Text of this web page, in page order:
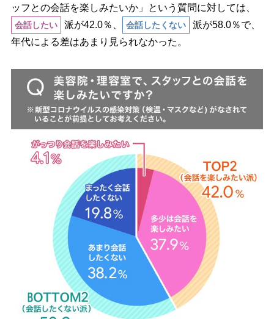
ッフとの会話を楽しみたいか」という質問に対しては、
会話したい 派が42.0％、 会話したくない
派が58.0％で、
年代による差はあまり見られなかった。